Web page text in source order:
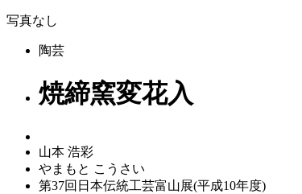
写真なし
陶芸
焼締窯変花入
山本 浩彩
やまもと こうさい
第37回日本伝統工芸富山展(平成10年度)